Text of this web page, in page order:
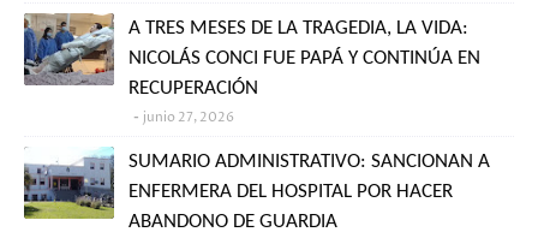
A TRES MESES DE LA TRAGEDIA, LA VIDA:
NICOLÁS CONCI FUE PAPÁ Y CONTINÚA EN
RECUPERACIÓN
junio 27, 2026
SUMARIO ADMINISTRATIVO: SANCIONAN A
ENFERMERA DEL HOSPITAL POR HACER
ABANDONO DE GUARDIA